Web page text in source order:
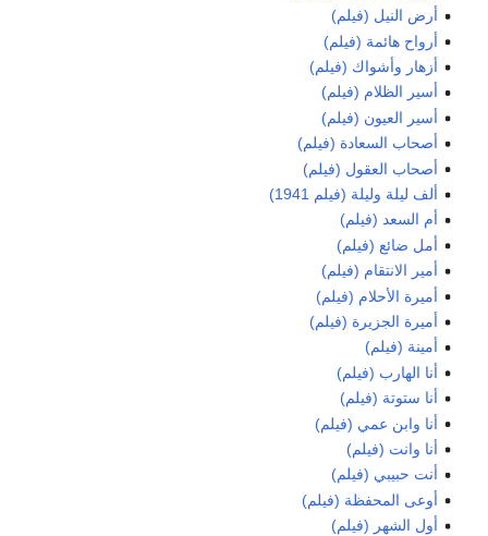
أرض النيل (فيلم)
أرواح هائمة (فيلم)
أزهار وأشواك (فيلم)
أسير الظلام (فيلم)
أسير العيون (فيلم)
أصحاب السعادة (فيلم)
أصحاب العقول (فيلم)
ألف ليلة وليلة (فيلم 1941)
أم السعد (فيلم)
أمل ضائع (فيلم)
أمير الانتقام (فيلم)
أميرة الأحلام (فيلم)
أميرة الجزيرة (فيلم)
أمينة (فيلم)
أنا الهارب (فيلم)
أنا ستوتة (فيلم)
أنا وابن عمي (فيلم)
أنا وانت (فيلم)
أنت حبيبي (فيلم)
أوعى المحفظة (فيلم)
أول الشهر (فيلم)